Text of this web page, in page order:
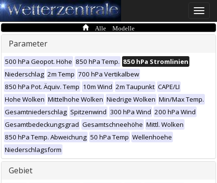
Toggle
Alle Modelle
Parameter
500 hPa Geopot. Höhe 850 hPa Temp. 850 hPa Stromlinien
Niederschlag 2m Temp 700 hPa Vertikalbew
850 hPa Pot. Äquiv. Temp 10m Wind 2m Taupunkt CAPE/LI
Hohe Wolken Mittelhohe Wolken Niedrige Wolken Min/Max Temp.
Gesamtniederschlag Spitzenwind 300 hPa Wind 200 hPa Wind
Gesamtbedeckungsgrad Gesamtschneehöhe Mittl. Wolken
850 hPa Temp. Abweichung 50 hPa Temp Wellenhoehe
Niederschlagsform
Gebiet